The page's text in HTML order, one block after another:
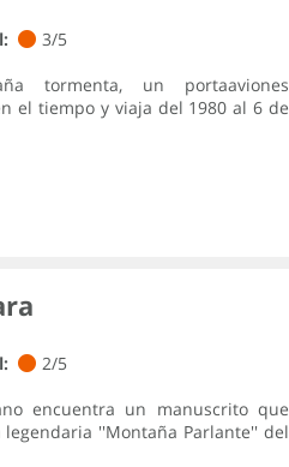
3/5
tormenta, un portaaviones
el tiempo y viaja del 1980 al 6 de
2/5
encuentra un manuscrito que
''Montaña Parlante'' del